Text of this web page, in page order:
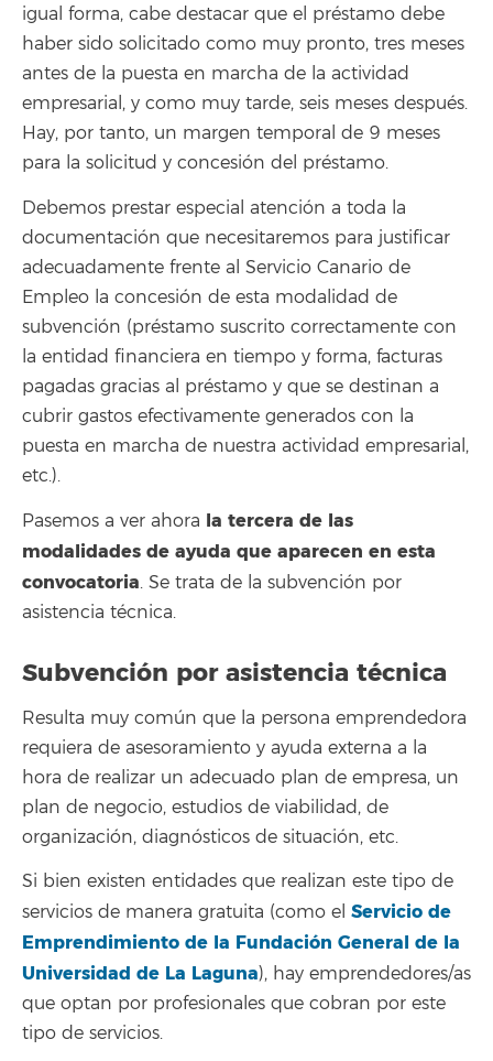
igual forma, cabe destacar que el préstamo debe
haber sido solicitado como muy pronto, tres meses
antes de la puesta en marcha de la actividad
empresarial, y como muy tarde, seis meses después.
Hay, por tanto, un margen temporal de 9 meses
para la solicitud y concesión del préstamo.
Debemos prestar especial atención a toda la
documentación que necesitaremos para justificar
adecuadamente frente al Servicio Canario de
Empleo la concesión de esta modalidad de
subvención (préstamo suscrito correctamente con
la entidad financiera en tiempo y forma, facturas
pagadas gracias al préstamo y que se destinan a
cubrir gastos efectivamente generados con la
puesta en marcha de nuestra actividad empresarial,
etc.).
Pasemos a ver ahora la tercera de las
modalidades de ayuda que aparecen en esta
convocatoria. Se trata de la subvención por
asistencia técnica.
Subvención por asistencia técnica
Resulta muy común que la persona emprendedora
requiera de asesoramiento y ayuda externa a la
hora de realizar un adecuado plan de empresa, un
plan de negocio, estudios de viabilidad, de
organización, diagnósticos de situación, etc.
Si bien existen entidades que realizan este tipo de
servicios de manera gratuita (como el Servicio de
Emprendimiento de la Fundación General de la
Universidad de La Laguna), hay emprendedores/as
que optan por profesionales que cobran por este
tipo de servicios.